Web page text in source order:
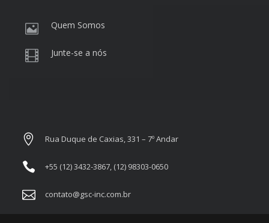
Quem Somos
Junte-se a nós
Rua Duque de Caxias, 331 – 7º Andar
+55 (12) 3432-3867, (12) 98303-0650
contato@gsc-inc.com.br